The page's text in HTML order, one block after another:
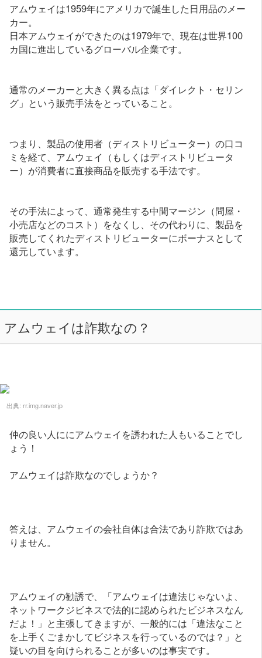
アムウェイは1959年にアメリカで誕生した日用品のメー
カー。
日本アムウェイができたのは1979年で、現在は世界100
カ国に進出しているグローバル企業です。
通常のメーカーと大きく異る点は「ダイレクト・セリン
グ」という販売手法をとっていること。
つまり、製品の使用者（ディストリビューター）の口コ
ミを経て、アムウェイ（もしくはディストリビュータ
ー）が消費者に直接商品を販売する手法です。
その手法によって、通常発生する中間マージン（問屋・
小売店などのコスト）をなくし、その代わりに、製品を
販売してくれたディストリビューターにボーナスとして
還元しています。
アムウェイは詐欺なの？
出典: rr.img.naver.jp
仲の良い人ににアムウェイを誘われた人もいることでし
ょう！
アムウェイは詐欺なのでしょうか？
答えは、アムウェイの会社自体は合法であり詐欺ではあ
りません。
アムウェイの勧誘で、「アムウェイは違法じゃないよ、
ネットワークジビネスで法的に認められたビジネスなん
だよ！」と主張してきますが、一般的には「違法なこと
を上手くごまかしてビジネスを行っているのでは？」と
疑いの目を向けられることが多いのは事実です。